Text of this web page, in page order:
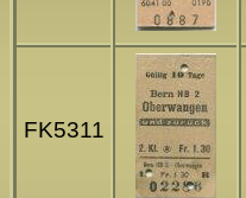
FK5311